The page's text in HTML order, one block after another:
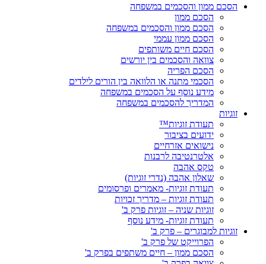
הסכם ממון והסכמים במשפחה
הסכם ממון
הסכם ממון והסכמים במשפחה
הסכם ממון עממי
הסכם חיים משותפים
צוואה והסכמים בין יורשים
הסכם הפריה
הסכמי מתנה או הלוואה בין הורים לילדים
מידע נוסף על הסכמים במשפחה
המדריך להסכמים במשפחה
זוגיות
תעודת זוגיות™
ידועים בציבור
נישואים אזרחיים
אלטרנטיבה לרבנות
טקס אהבה
שאלון אהבה (נדרי זוגיות)
תעודת זוגיות- מאמרים ופרסומים
תעודת זוגיות – מדריך זכויות
זוגיות שניה – זוגיות פרק ב'
תעודת זוגיות- מידע נוסף
זוגיות למבוגרים – פרק ב'
הפרוייקט של פרק ב'
הסכם ממון – חיים משתפים בפרק ב'